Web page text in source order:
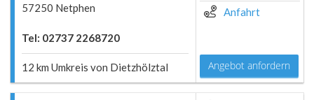
57250 Netphen
Tel: 02737 2268720
12 km Umkreis von Dietzhölztal
Anfahrt
Angebot anfordern